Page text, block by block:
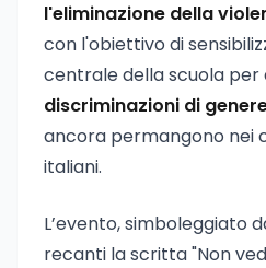
l'eliminazione della
con l'obiettivo di
centrale della scuola
discriminazioni di
ancora permangono nei
italiani.
L’evento, simboleggiato
recanti la scritta "Non